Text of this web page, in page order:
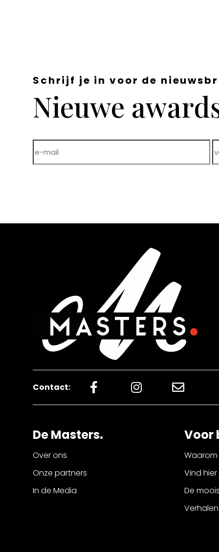
Schrijf je in voor de
Nieuwe
Contact:
De Masters.
Over ons
Onze partners
In de Media
Voor
Vind
De